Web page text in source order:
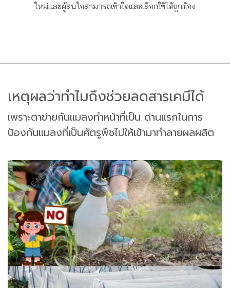
ใหม่และผู้สนใจสามารถเข้าใจและเลือกใช้ได้ถูกต้อง
เหตุผลว่าทำไมถึงช่วยลดสารเคมีได้
เพราะตาข่ายกันแมลงทำหน้าที่เป็น ด่านแรกในการ
ป้องกันแมลงที่เป็นศัตรูพืชไม่ให้เข้ามาทำลายผลผลิต